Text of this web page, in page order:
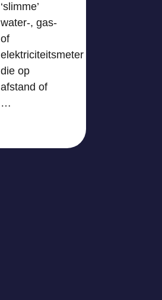
‘slimme’
water-, gas-
of
elektriciteitsmeter
die op
afstand of
…